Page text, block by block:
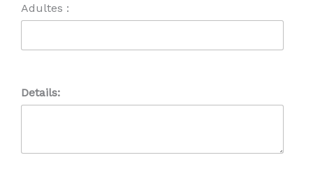
Adultes :
Details: